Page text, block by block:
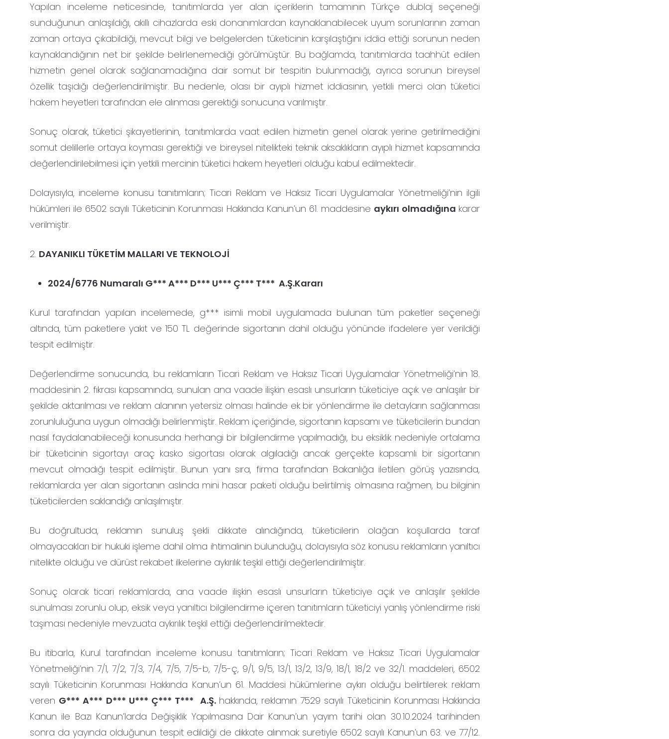
Yapılan inceleme neticesinde, tanıtımlarda yer alan içeriklerin tamamının Türkçe dublaj seçeneği
sunduğunun anlaşıldığı, akıllı cihazlarda eski donanımlardan kaynaklanabilecek uyum sorunlarının zaman
zaman ortaya çıkabildiği, mevcut bilgi ve belgelerden tüketicinin karşılaştığını iddia ettiği sorunun neden
kaynaklandığının net bir şekilde belirlenemediği görülmüştür. Bu bağlamda, tanıtımlarda taahhüt edilen
hizmetin genel olarak sağlanamadığına dair somut bir tespitin bulunmadığı, ayrıca sorunun bireysel
özellik taşıdığı değerlendirilmiştir. Bu nedenle, olası bir ayıplı hizmet iddiasının, yetkili merci olan tüketici
hakem heyetleri tarafından ele alınması gerektiği sonucuna varılmıştır.
Sonuç olarak, tüketici şikayetlerinin, tanıtımlarda vaat edilen hizmetin genel olarak yerine getirilmediğini
somut delillerle ortaya koyması gerektiği ve bireysel nitelikteki teknik aksaklıkların ayıplı hizmet kapsamında
değerlendirilebilmesi için yetkili mercinin tüketici hakem heyetleri olduğu kabul edilmektedir.
Dolayısıyla, inceleme konusu tanıtımların; Ticari Reklam ve Haksız Ticari Uygulamalar Yönetmeliği’nin ilgili
hükümleri ile 6502 sayılı Tüketicinin Korunması Hakkında Kanun’un 61. maddesine aykırı olmadığına karar
verilmiştir.
2. DAYANIKLI TÜKETİM MALLARI VE TEKNOLOJİ
2024/6776 Numaralı G*** A*** D*** U*** Ç*** T*** A.Ş.Kararı
Kurul tarafından yapılan incelemede, g*** isimli mobil uygulamada bulunan tüm paketler seçeneği
altında, tüm paketlere yakıt ve 150 TL değerinde sigortanın dahil olduğu yönünde ifadelere yer verildiği
tespit edilmiştir.
Değerlendirme sonucunda, bu reklamların Ticari Reklam ve Haksız Ticari Uygulamalar Yönetmeliği’nin 18.
maddesinin 2. fıkrası kapsamında, sunulan ana vaade ilişkin esaslı unsurların tüketiciye açık ve anlaşılır bir
şekilde aktarılması ve reklam alanının yetersiz olması halinde ek bir yönlendirme ile detayların sağlanması
zorunluluğuna uygun olmadığı belirlenmiştir. Reklam içeriğinde, sigortanın kapsamı ve tüketicilerin bundan
nasıl faydalanabileceği konusunda herhangi bir bilgilendirme yapılmadığı, bu eksiklik nedeniyle ortalama
bir tüketicinin sigortayı araç kasko sigortası olarak algıladığı ancak gerçekte kapsamlı bir sigortanın
mevcut olmadığı tespit edilmiştir. Bunun yanı sıra, firma tarafından Bakanlığa iletilen görüş yazısında,
reklamlarda yer alan sigortanın aslında mini hasar paketi olduğu belirtilmiş olmasına rağmen, bu bilginin
tüketicilerden saklandığı anlaşılmıştır.
Bu doğrultuda, reklamın sunuluş şekli dikkate alındığında, tüketicilerin olağan koşullarda taraf
olmayacakları bir hukuki işleme dahil olma ihtimalinin bulunduğu, dolayısıyla söz konusu reklamların yanıltıcı
nitelikte olduğu ve dürüst rekabet ilkelerine aykırılık teşkil ettiği değerlendirilmiştir.
Sonuç olarak ticari reklamlarda, ana vaade ilişkin esaslı unsurların tüketiciye açık ve anlaşılır şekilde
sunulması zorunlu olup, eksik veya yanıltıcı bilgilendirme içeren tanıtımların tüketiciyi yanlış yönlendirme riski
taşıması nedeniyle mevzuata aykırılık teşkil ettiği değerlendirilmektedir.
Bu itibarla, Kurul tarafından inceleme konusu tanıtımların; Ticari Reklam ve Haksız Ticari Uygulamalar
Yönetmeliği’nin 7/1, 7/2, 7/3, 7/4, 7/5, 7/5-b, 7/5-ç, 9/1, 9/5, 13/1, 13/2, 13/9, 18/1, 18/2 ve 32/1. maddeleri, 6502
sayılı Tüketicinin Korunması Hakkında Kanun’un 61. Maddesi hükümlerine aykırı olduğu belirtilerek reklam
veren G*** A*** D*** U*** Ç*** T*** A.Ş. hakkında, reklamın 7529 sayılı Tüketicinin Korunması Hakkında
Kanun ile Bazı Kanun’larda Değişiklik Yapılmasına Dair Kanun’un yayım tarihi olan 30.10.2024 tarihinden
sonra da yayında olduğunun tespit edildiği de dikkate alınmak suretiyle 6502 sayılı Kanun’un 63. ve 77/12.